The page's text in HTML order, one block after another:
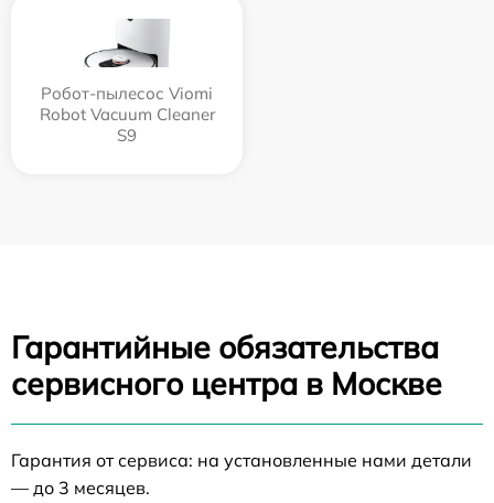
Робот-пылесос Viomi
Robot Vacuum Cleaner
S9
Гарантийные обязательства
сервисного центра в Москве
Гарантия от сервиса: на установленные нами детали
— до 3 месяцев.